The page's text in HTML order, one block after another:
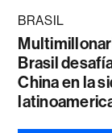
BRASIL
Brasil
China en la